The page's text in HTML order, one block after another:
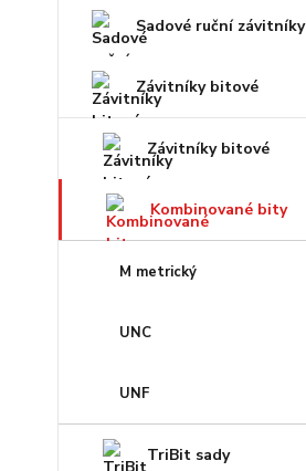
Sadové ruční závitníky
Závitníky bitové
Závitníky bitové
Kombinované bity
M metrický
UNC
UNF
TriBit sady